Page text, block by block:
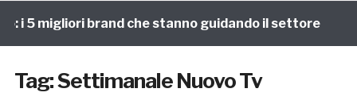
5 migliori brand che stanno guidando il settore
Tag:Settimanale Nuovo Tv